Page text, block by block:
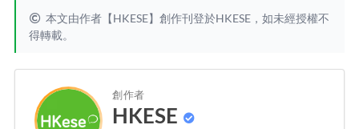
本文由作者【HKESE】創作刊登於HKESE，如未經授權不
得轉載。
創作者
HKESE